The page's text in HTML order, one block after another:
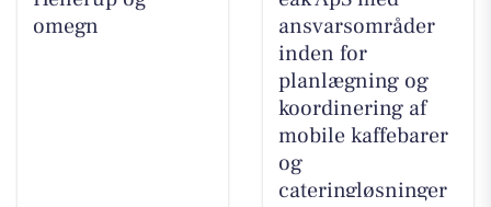
omegn
ansvarsområder
inden for
planlægning og
koordinering af
mobile kaffebarer
og
cateringløsninger